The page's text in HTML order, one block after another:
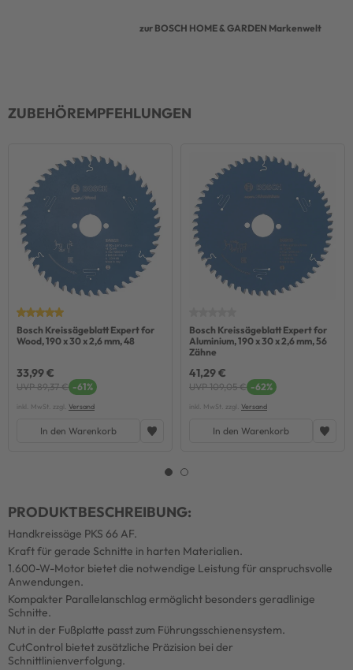
zur BOSCH HOME & GARDEN Markenwelt
ZUBEHÖREMPFEHLUNGEN
Bosch Kreissägeblatt Expert for
Wood, 190 x 30 x 2,6 mm, 48
33,99 €
UVP 89,37 € -61%
inkl. MwSt. zzgl. Versand
In den Warenkorb
Bosch Kreissägeblatt Expert for
Aluminium, 190 x 30 x 2,6 mm, 56
Zähne
41,29 €
UVP 109,05 € -62%
inkl. MwSt. zzgl. Versand
In den Warenkorb
PRODUKTBESCHREIBUNG:
Handkreissäge PKS 66 AF.
Kraft für gerade Schnitte in harten Materialien.
1.600-W-Motor bietet die notwendige Leistung für anspruchsvolle
Anwendungen.
Kompakter Parallelanschlag ermöglicht besonders geradlinige
Schnitte.
Nut in der Fußplatte passt zum Führungsschienensystem.
CutControl bietet zusätzliche Präzision bei der
Schnittlinienverfolgung.